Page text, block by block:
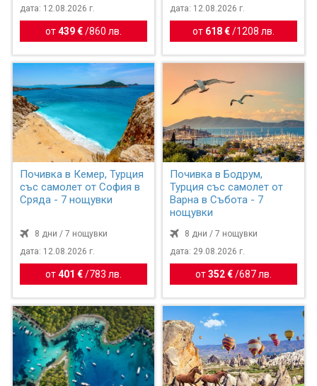
дата: 12.08.2026 г.
от439 € /860 лв.
дата: 12.08.2026 г.
от 618 €/ 1208 лв.
Почивка в Кемер, Турция
със самолет от София в
Сряда - 7 нощувки
8 дни / 7 нощувки
дата: 12.08.2026 г.
от401 € / 783 лв.
Почивка в Бодрум,
Турция със самолет от
Варна в Събота - 7
нощувки
8 дни / 7 нощувки
дата: 29.08.2026 г.
от352 €/687 лв.